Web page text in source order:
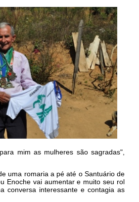
mim as mulheres são sagradas",
uma romaria a pé até o Santuário de
Enoche vai aumentar e muito seu rol
conversa interessante e contagia as